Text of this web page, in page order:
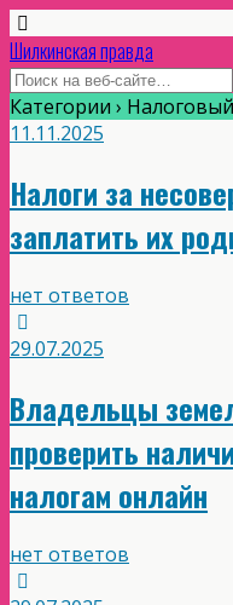
Шилкинская правда
Категории ›
11.11.2025
Налоги за
заплатить их
нет ответов
29.07.2025
Владельцы
проверить
налогам онлайн
нет ответов